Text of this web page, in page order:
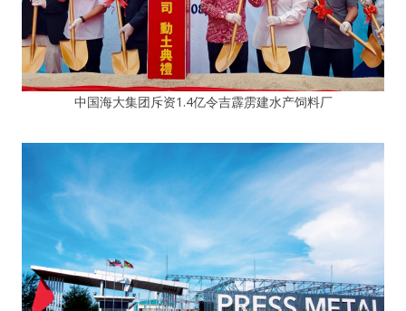
中国海大集团斥资1.4亿令吉霹雳建水产饲料厂